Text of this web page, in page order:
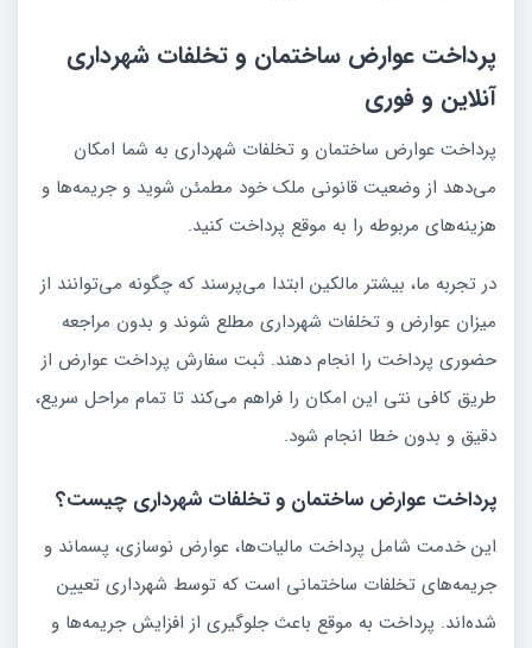
پرداخت عوارض ساختمان و تخلفات شهرداری
آنلاین و فوری
پرداخت عوارض ساختمان و تخلفات شهرداری به شما امکان
می‌دهد از وضعیت قانونی ملک خود مطمئن شوید و جریمه‌ها و
هزینه‌های مربوطه را به موقع پرداخت کنید.
در تجربه ما، بیشتر مالکین ابتدا می‌پرسند که چگونه می‌توانند از
میزان عوارض و تخلفات شهرداری مطلع شوند و بدون مراجعه
حضوری پرداخت را انجام دهند. ثبت سفارش پرداخت عوارض از
طریق کافی نتی این امکان را فراهم می‌کند تا تمام مراحل سریع،
دقیق و بدون خطا انجام شود.
پرداخت عوارض ساختمان و تخلفات شهرداری چیست؟
این خدمت شامل پرداخت مالیات‌ها، عوارض نوسازی، پسماند و
جریمه‌های تخلفات ساختمانی است که توسط شهرداری تعیین
شده‌اند. پرداخت به موقع باعث جلوگیری از افزایش جریمه‌ها و